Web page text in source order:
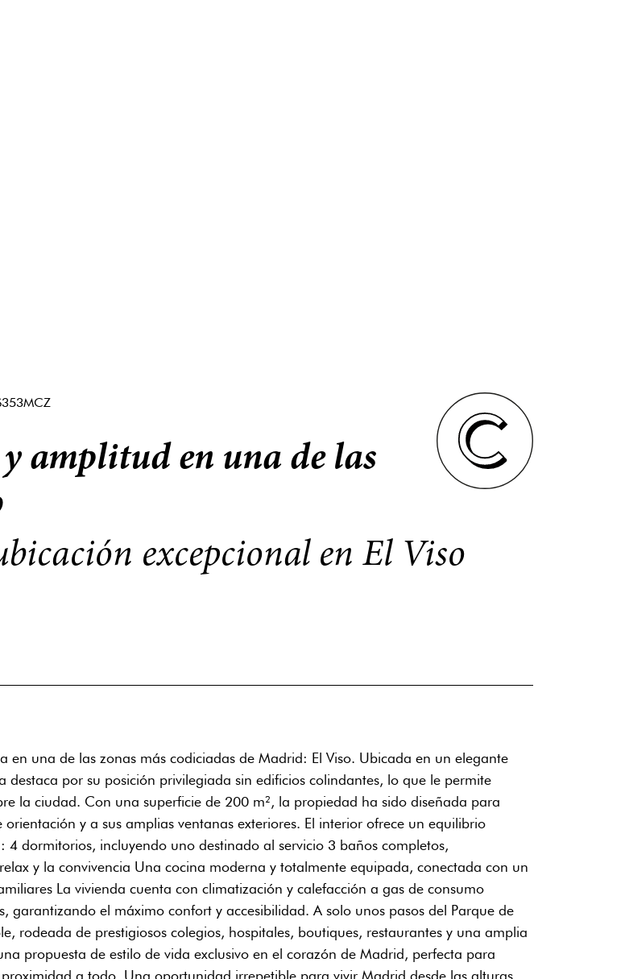
amplitud en una de las
excepcional en El Viso
una de las zonas más codiciadas de Madrid: El Viso. Ubicada en un elegante
por su posición privilegiada sin edificios colindantes, lo que le permite
la ciudad. Con una superficie de 200 m², la propiedad ha sido diseñada para
y a sus amplias ventanas exteriores. El interior ofrece un equilibrio
dormitorios, incluyendo uno destinado al servicio 3 baños completos,
y la convivencia Una cocina moderna y totalmente equipada, conectada con un
La vivienda cuenta con climatización y calefacción a gas de consumo
garantizando el máximo confort y accesibilidad. A solo unos pasos del Parque de
rodeada de prestigiosos colegios, hospitales, boutiques, restaurantes y una amplia
propuesta de estilo de vida exclusivo en el corazón de Madrid, perfecta para
a todo. Una oportunidad irrepetible para vivir Madrid desde las alturas.